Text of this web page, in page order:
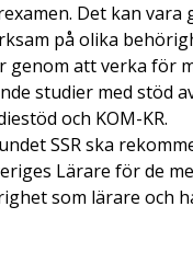
Det kan vara
på olika
genom att verka för
studier med stöd
och KOM-KR.
SSR ska
Lärare för de
som lärare och